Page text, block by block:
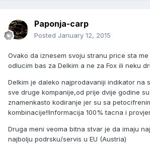
Paponja-carp
Posted January 12, 2015
Ovako da iznesem svoju stranu price sta
odlucim bas za Delkim a ne za Fox ili neku
Delkim je daleko najprodavaniji indikator na
sve druge kompanije,od prije dvije godine
znamenkasto kodiranje jer su sa
kombinacije!!Informacija 100% tacna i
Druga meni veoma bitna stvar je da imaju
najbolju podrsku/servis u EU (Austria)